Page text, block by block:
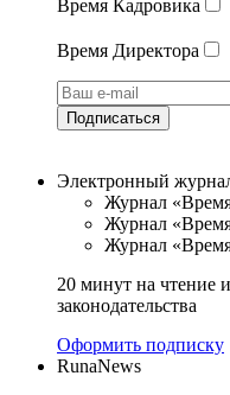
Время Кадровика
Время Директора
Подписаться
Электронный
Журнал
Журнал
Журнал
20 минут на чтение
законодательства
Оформить подписку
RunaNews